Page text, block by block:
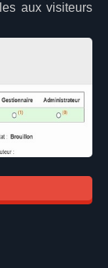
aux visiteurs